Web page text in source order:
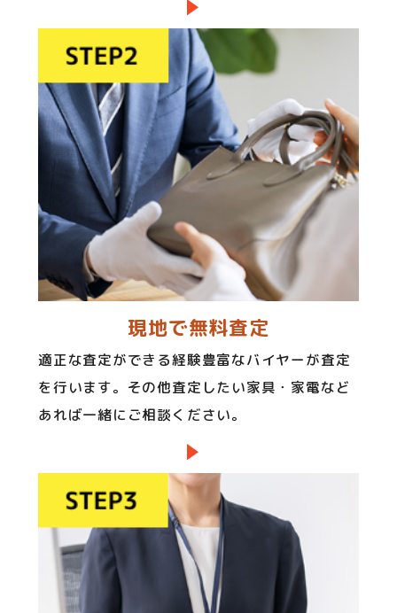
現地で無料査定
適正な査定ができる経験豊富なバイヤーが査定
を行います。その他査定したい家具・家電など
あれば一緒にご相談ください。